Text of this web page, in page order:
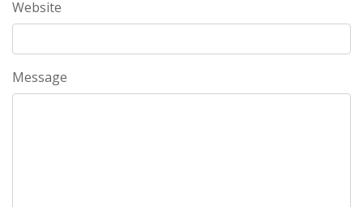
Website
Message